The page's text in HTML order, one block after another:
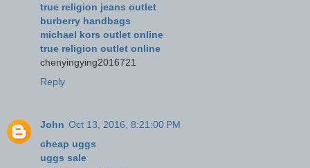
true religion jeans outlet
burberry handbags
michael kors outlet online
true religion outlet online
chenyingying2016721
Reply
John Oct 13, 2016, 8:21:00 PM
cheap uggs
uggs sale